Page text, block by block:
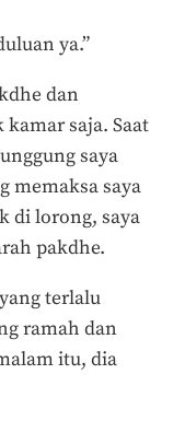
ya.”
dan
saja. Saat
saya
memaksa saya
di lorong, saya
pakdhe.
terlalu
ramah dan
itu, dia